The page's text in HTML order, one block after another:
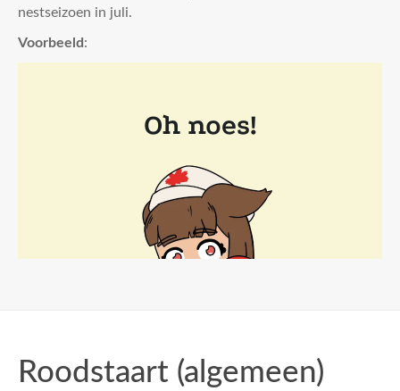
nestseizoen in juli.
Voorbeeld:
Roodstaart (algemeen)